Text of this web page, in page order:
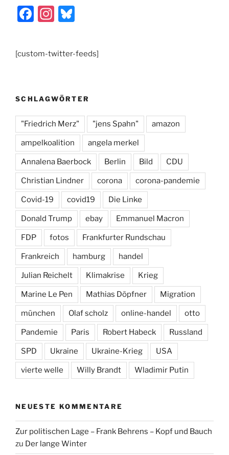
F
e
o
o
k
In
a
gr
m
e
s
y
[custom-twitter-feeds]
SCHLAGWÖRTER
"Friedrich Merz" "jens Spahn" amazon
ampelkoalition angela merkel
Annalena Baerbock Berlin Bild CDU
Christian Lindner corona corona-pandemie
Covid-19 covid19 Die Linke
Donald Trump ebay Emmanuel Macron
FDP fotos Frankfurter Rundschau
Frankreich hamburg handel
Julian Reichelt Klimakrise Krieg
Marine Le Pen Mathias Döpfner Migration
münchen Olaf scholz online-handel otto
Pandemie Paris Robert Habeck Russland
SPD Ukraine Ukraine-Krieg USA
vierte welle Willy Brandt Wladimir Putin
NEUESTE KOMMENTARE
Zur politischen Lage – Frank Behrens – Kopf und Bauch
zu Der lange Winter